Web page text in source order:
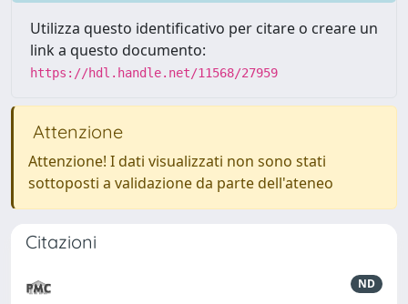
Utilizza questo identificativo per citare o creare un
link a questo documento:
https://hdl.handle.net/11568/27959
Attenzione
Attenzione! I dati visualizzati non sono stati
sottoposti a validazione da parte dell'ateneo
Citazioni
ND